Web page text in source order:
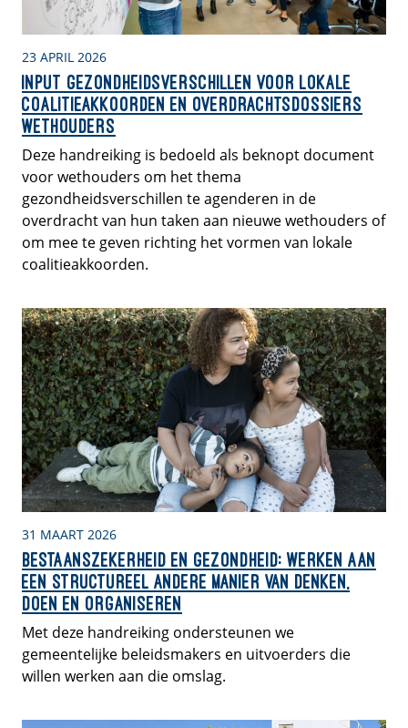
23 APRIL 2026
Input gezondheidsverschillen voor lokale
coalitieakkoorden en overdrachtsdossiers
wethouders
Deze handreiking is bedoeld als beknopt document
voor wethouders om het thema
gezondheidsverschillen te agenderen in de
overdracht van hun taken aan nieuwe wethouders of
om mee te geven richting het vormen van lokale
coalitieakkoorden.
31 MAART 2026
Bestaanszekerheid en gezondheid: Werken aan
een structureel andere manier van denken,
doen en organiseren
Met deze handreiking ondersteunen we
gemeentelijke beleidsmakers en uitvoerders die
willen werken aan die omslag.